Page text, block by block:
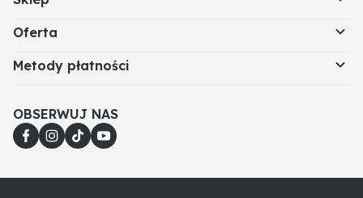
Oferta
Metody płatności
OBSERWUJ NAS